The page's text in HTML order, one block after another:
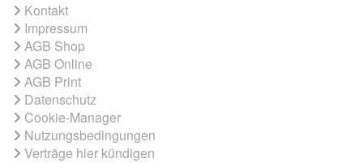
Kontakt
Impressum
AGB Shop
AGB Online
AGB Print
Datenschutz
Cookie-Manager
Nutzungsbedingungen
Verträge hier kündigen